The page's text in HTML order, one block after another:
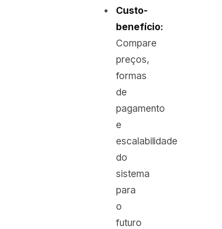
Custo-
benefício:
Compare
preços,
formas
de
pagamento
e
escalabilidade
do
sistema
para
o
futuro